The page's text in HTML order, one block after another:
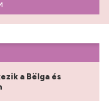
a Bëlga és